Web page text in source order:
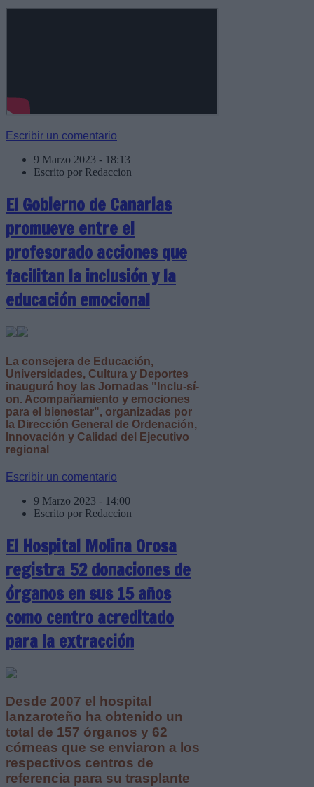
Escribir un comentario
9 Marzo 2023 - 18:13
Escrito por Redaccion
El Gobierno de Canarias
promueve entre el
profesorado acciones que
facilitan la inclusión y la
educación emocional
La consejera de Educación,
Universidades, Cultura y Deportes
inauguró hoy las Jornadas "Inclu-sí-
on. Acompañamiento y emociones
para el bienestar", organizadas por
la Dirección General de Ordenación,
Innovación y Calidad del Ejecutivo
regional
Escribir un comentario
9 Marzo 2023 - 14:00
Escrito por Redaccion
El Hospital Molina Orosa
registra 52 donaciones de
órganos en sus 15 años
como centro acreditado
para la extracción
Desde 2007 el hospital
lanzaroteño ha obtenido un
total de 157 órganos y 62
córneas que se enviaron a los
respectivos centros de
referencia para su trasplante